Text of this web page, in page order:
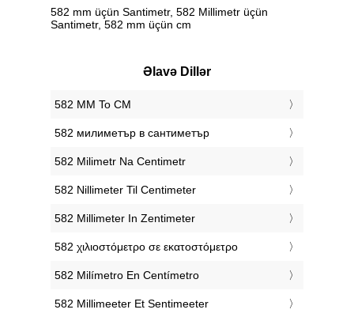
582 mm üçün Santimetr, 582 Millimetr üçün
Santimetr, 582 mm üçün cm
Əlavə Dillər
‎582 MM To CM
‎582 милиметър в сантиметър
‎582 Milimetr Na Centimetr
‎582 Nillimeter Til Centimeter
‎582 Millimeter In Zentimeter
‎582 χιλιοστόμετρο σε εκατοστόμετρο
‎582 Milímetro En Centímetro
‎582 Millimeeter Et Sentimeeter